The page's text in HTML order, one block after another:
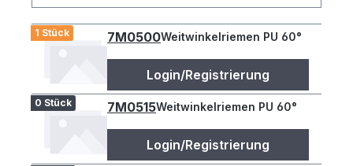
1 Stück 7M0500Weitwinkelriemen PU 60°
Login/Registrierung
0 Stück 7M0515Weitwinkelriemen PU 60°
Login/Registrierung